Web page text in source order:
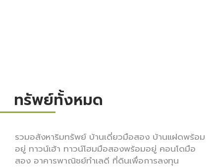
ทรัพย์ทั้งหมด
รวมอสังหาริมทรัพย์ บ้านเดี่ยวมือสอง บ้านแฝดพร้อม
อยู่ ทาวน์เฮ้า ทาวน์โฮมมือสองพร้อมอยู่ คอนโดมือ
สอง อาคารพาณิชย์ทำเลดี ที่ดินเพื่อการลงทุน